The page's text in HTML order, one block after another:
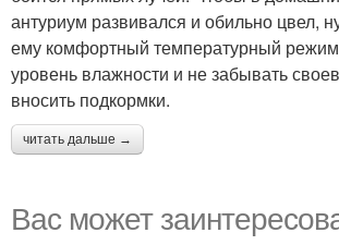
антуриум развивался и обильно цвел,
ему комфортный температурный
уровень влажности и не забывать
вносить подкормки.
читать дальше →
Вас может